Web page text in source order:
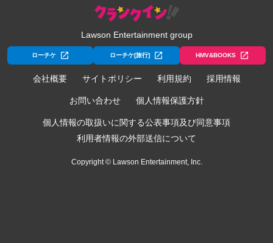
Lawson Entertainment group
ローチケ ローチケ[旅行] HMV&BOOKS
会社概要 サイトポリシー 利用規約 採用情報
お問い合わせ 個人情報保護方針
個人情報の取扱いに関する公表事項及び同意事項
利用者情報の外部送信について
Copyright © Lawson Entertainment, Inc.